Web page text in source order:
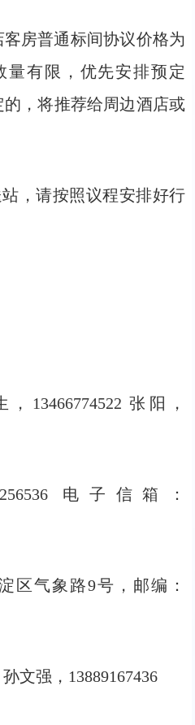
房普通标间协议价格为
量有限，优先安排预定
，将推荐给周边酒店或
，请按照议程安排好行
13466774522 张阳，
电子信箱：
区气象路9号，邮编：
文强，13889167436